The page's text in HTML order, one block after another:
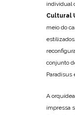
individual
Cultural
meio do
conjunto
Paradisus
A
impressa